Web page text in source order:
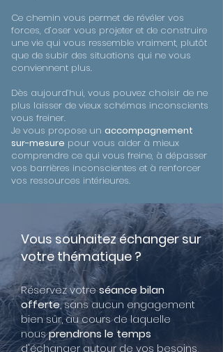
Ce chemin vous permet de révéler vos
forces, d’oser vous projeter et de construire
une vie qui vous ressemble vraiment, plutôt
que de subir des situations qui ne vous
conviennent plus.
Dès aujourd’hui, vous pouvez choisir de ne
plus laisser de vieux schémas inconscients
vous freiner.
Je vous propose un accompagnement
sur-mesure pour vous aider à mieux
comprendre ce qui vous freine, à dépasser
vos barrières inconscientes et à renforcer
vos ressources intérieures.
Vous souhaitez échanger sur
votre thématique ?
Réservez votreséance bilan
offerte, sans aucun engagement
bien sûr, au cours de laquelle
nousprendrons le temps
d'échanger autour de vos besoins,